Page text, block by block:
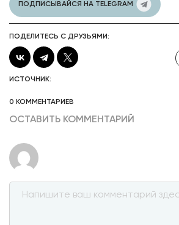
ПОДПИСЫВАЙСЯ НА TELEGRAM
ПОДЕЛИТЕСЬ С ДРУЗЬЯМИ:
ИСТОЧНИК:
0 КОММЕНТАРИЕВ
ОСТАВИТЬ КОММЕНТАРИЙ